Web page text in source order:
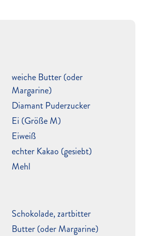
weiche Butter (oder
Margarine)
Diamant Puderzucker
Ei (Größe M)
Eiweiß
echter Kakao (gesiebt)
Mehl
Schokolade, zartbitter
Butter (oder Margarine)